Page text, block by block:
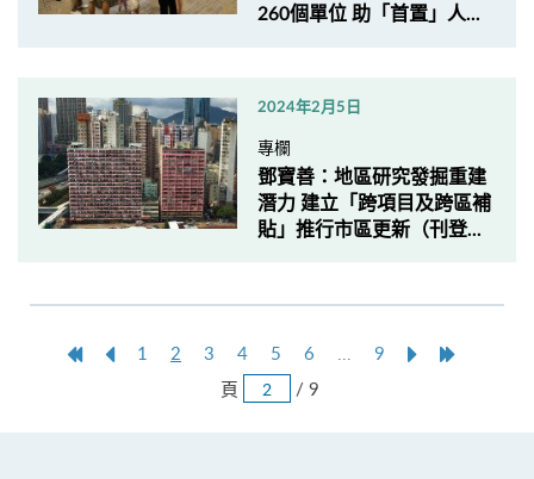
260個單位 助「首置」人...
2024年2月5日
專欄
鄧寶善：地區研究發掘重建
潛力 建立「跨項目及跨區補
貼」推行市區更新（刊登...
第
上
1 2 3 4 5 6 9
NextLast
頁 / 9跳